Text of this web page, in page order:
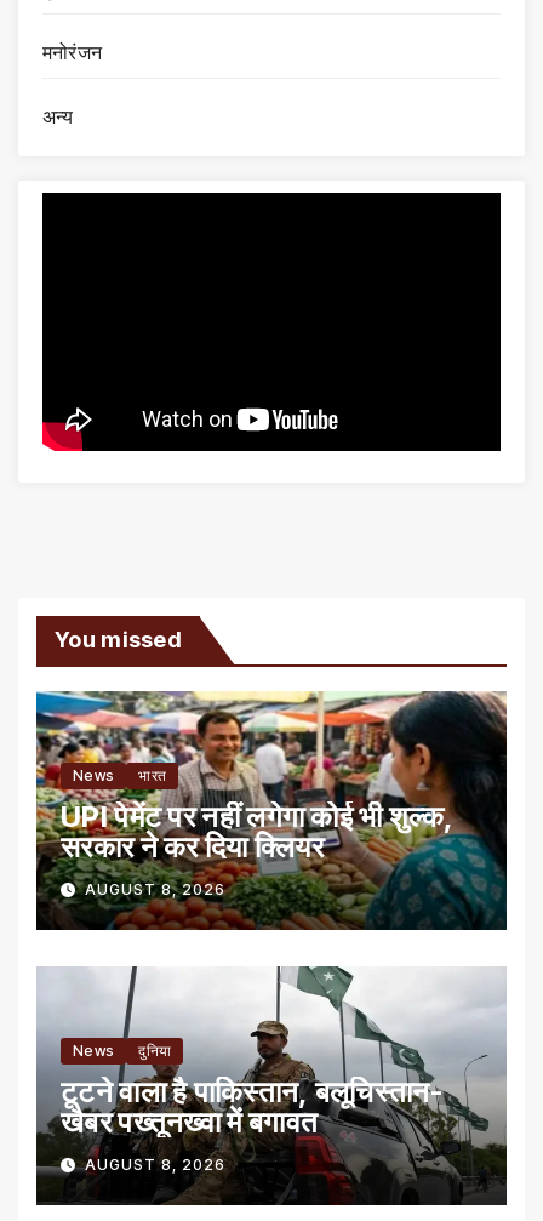
मनोरंजन
अन्य
You missed
News भारत
UPI पेमेंट पर नहीं लगेगा कोई भी शुल्क,
सरकार ने कर दिया क्लियर
AUGUST 8, 2026
News दुनिया
टूटने वाला है पाकिस्तान, बलूचिस्तान-
खैबर पख्तूनख्वा में बगावत
AUGUST 8, 2026